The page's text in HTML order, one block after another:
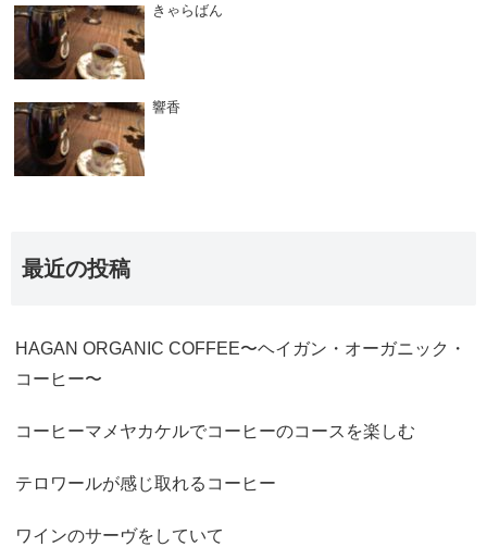
きゃらばん
響香
最近の投稿
HAGAN ORGANIC COFFEE〜ヘイガン・オーガニック・
コーヒー〜
コーヒーマメヤカケルでコーヒーのコースを楽しむ
テロワールが感じ取れるコーヒー
ワインのサーヴをしていて